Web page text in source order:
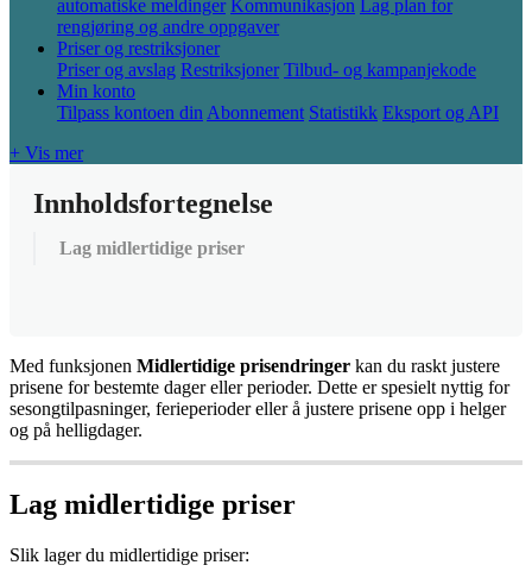
automatiske meldinger Kommunikasjon Lag plan for
rengjøring og andre oppgaver
Priser og restriksjoner
Priser og avslag Restriksjoner Tilbud- og kampanjekode
Min konto
Tilpass kontoen din Abonnement Statistikk Eksport og API
+ Vis mer
Innholdsfortegnelse
Lag midlertidige priser
Med funksjonen Midlertidige prisendringer kan du raskt justere
prisene for bestemte dager eller perioder. Dette er spesielt nyttig for
sesongtilpasninger, ferieperioder eller å justere prisene opp i helger
og på helligdager.
Lag midlertidige priser
Slik lager du midlertidige priser: